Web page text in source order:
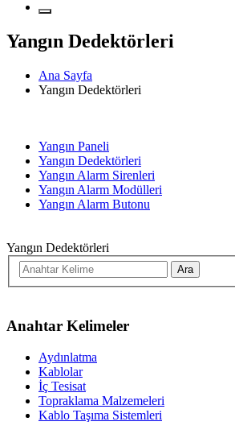
Yangın Dedektörleri
Ana Sayfa
Yangın Dedektörleri
Yangın Paneli
Yangın Dedektörleri
Yangın Alarm Sirenleri
Yangın Alarm Modülleri
Yangın Alarm Butonu
Yangın Dedektörleri
Anahtar Kelimeler
Aydınlatma
Kablolar
İç Tesisat
Topraklama Malzemeleri
Kablo Taşıma Sistemleri